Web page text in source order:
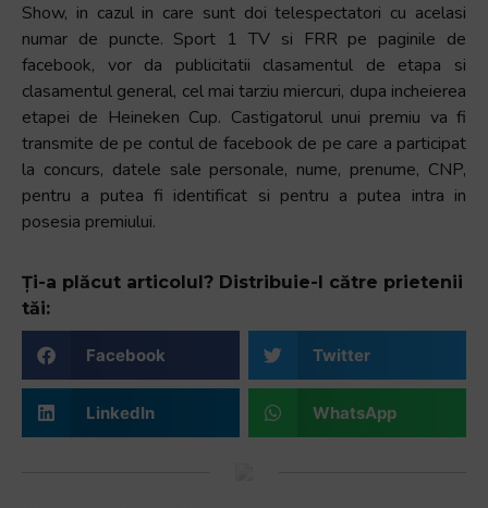
Show, in cazul in care sunt doi telespectatori cu acelasi
numar de puncte. Sport 1 TV si FRR pe paginile de
facebook, vor da publicitatii clasamentul de etapa si
clasamentul general, cel mai tarziu miercuri, dupa incheierea
etapei de Heineken Cup. Castigatorul unui premiu va fi
transmite de pe contul de facebook de pe care a participat
la concurs, datele sale personale, nume, prenume, CNP,
pentru a putea fi identificat si pentru a putea intra in
posesia premiului.
Ți-a plăcut articolul? Distribuie-l către prietenii
tăi:
Facebook Twitter
LinkedIn WhatsApp